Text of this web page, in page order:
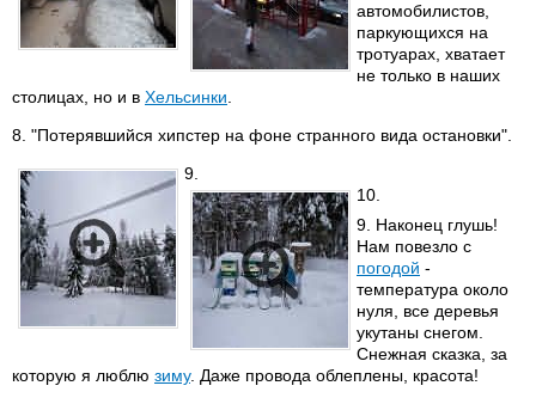
автомобилистов,
паркующихся на
тротуарах, хватает
не только в наших
столицах, но и в Хельсинки
8. "Потерявшийся хипстер на фоне странного вида остановки".
9.
10.
9. Наконец глушь!
Нам повезло с
погодой -
температура около
нуля, все деревья
укутаны снегом.
Снежная сказка, за
которую я люблю зиму. Даже провода облеплены, красота!